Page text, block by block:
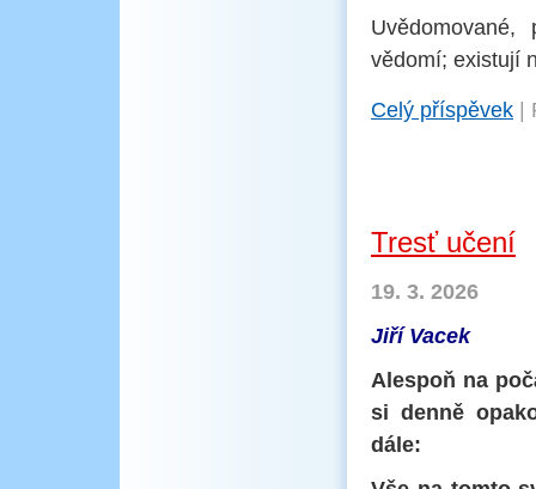
vědomí; existují
Celý příspěvek
Tresť učení
19. 3. 2026
Jiří Vacek
Alespoň na
si denně
dále: